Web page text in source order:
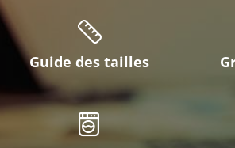
Guide des tailles